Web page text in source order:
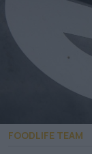
FOODLIFE TEAM